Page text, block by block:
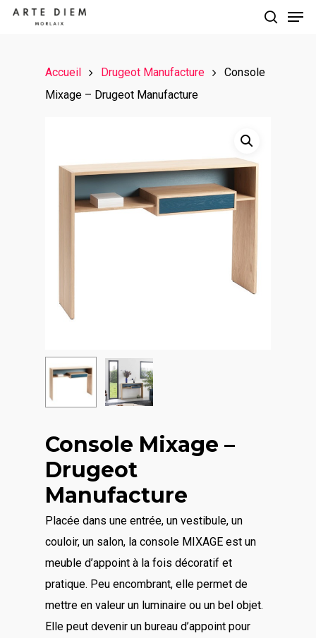
Accueil Drugeot Manufacture
Console
Mixage – Drugeot Manufacture
Console Mixage –
Drugeot
Manufacture
Placée dans une entrée, un vestibule, un
couloir, un salon, la console MIXAGE est un
meuble d’appoint à la fois décoratif et
pratique. Peu encombrant, elle permet de
mettre en valeur un luminaire ou un bel objet.
Elle peut devenir un bureau d’appoint pour